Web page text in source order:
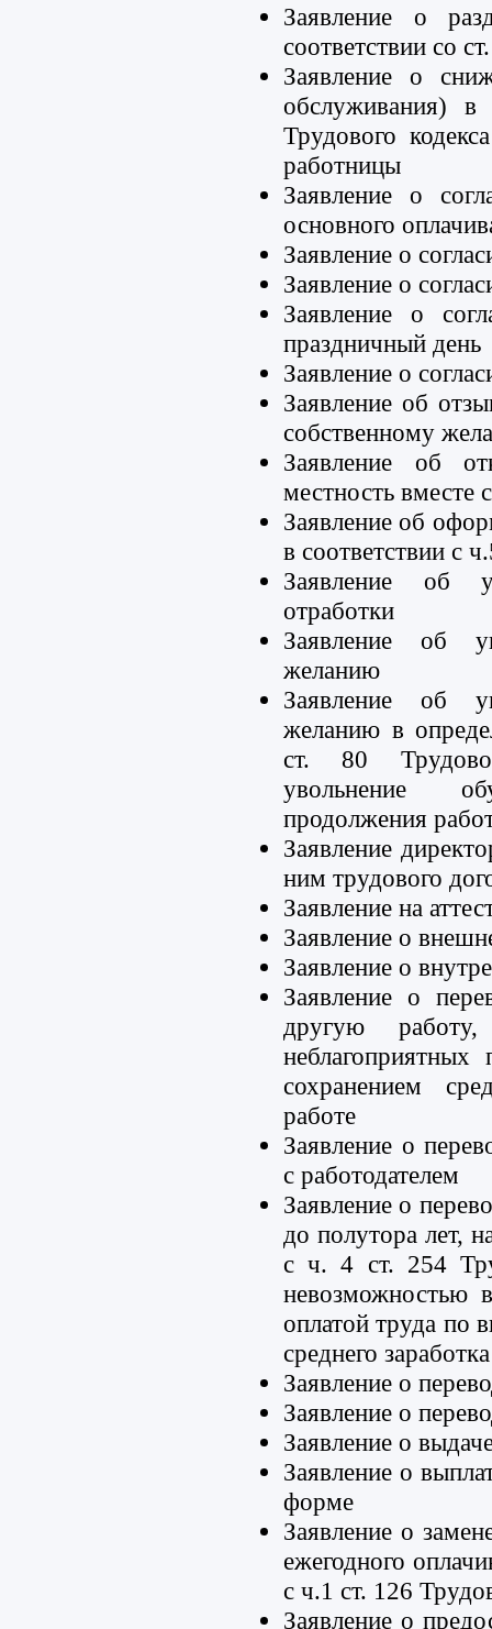
Заявление о
соответствии со
Заявление о
обслуживания)
Трудового
работницы
Заявление о
основного
Заявление о
Заявление о
Заявление о
праздничный день
Заявление о
Заявление об
собственному
Заявление об
местность вместе
Заявление об
в соответствии с
Заявление об
отработки
Заявление об
желанию
Заявление об
желанию в
ст. 80
увольнение
продолжения
Заявление
ним трудового
Заявление на
Заявление о
Заявление о
Заявление о
другую
неблагоприятных
сохранением
работе
Заявление о
с работодателем
Заявление о
до полутора лет,
с ч. 4 ст. 254
невозможностью
оплатой труда по
среднего
Заявление о
Заявление о
Заявление о
Заявление о
форме
Заявление о
ежегодного
с ч.1 ст. 126
Заявление о